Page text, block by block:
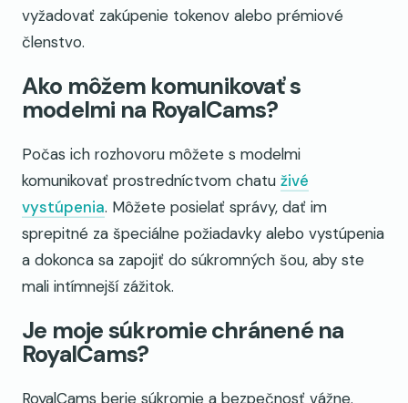
vyžadovať zakúpenie tokenov alebo prémiové
členstvo.
Ako môžem komunikovať s
modelmi na RoyalCams?
Počas ich rozhovoru môžete s modelmi
komunikovať prostredníctvom chatu živé
vystúpenia. Môžete posielať správy, dať im
sprepitné za špeciálne požiadavky alebo vystúpenia
a dokonca sa zapojiť do súkromných šou, aby ste
mali intímnejší zážitok.
Je moje súkromie chránené na
RoyalCams?
RoyalCams berie súkromie a bezpečnosť vážne.